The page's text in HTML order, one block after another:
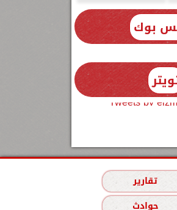
بوك
Tweets by
تقارير
حوادث